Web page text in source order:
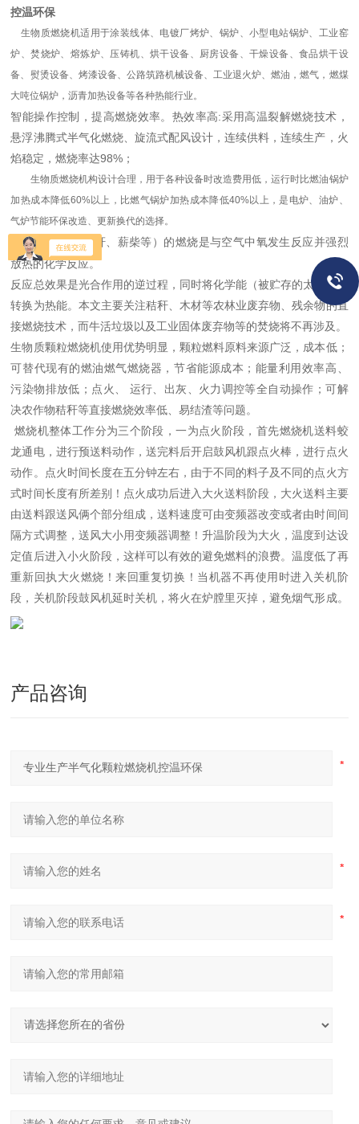
控温环保
生物质燃烧机适用于涂装线体、电镀厂烤炉、锅炉、小型电站锅炉、工业窑
炉、焚烧炉、熔炼炉、压铸机、烘干设备、厨房设备、干燥设备、食品烘干设
备、熨烫设备、烤漆设备、公路筑路机械设备、工业退火炉、燃油，燃气，燃煤
大吨位锅炉，沥青加热设备等各种热能行业。
智能操作控制，提高燃烧效率。热效率高:采用高温裂解燃烧技术，
悬浮沸腾式半气化燃烧、旋流式配风设计，连续供料，连续生产，火
焰稳定，燃烧率达98%；
生物质燃烧机构设计合理，用于各种设备时改造费用低，运行时比燃油锅炉
加热成本降低60%以上，比燃气锅炉加热成本降低40%以上，是电炉、油炉、
气炉节能环保改造、更新换代的选择。
生物质燃料（秸秆、薪柴等）的燃烧是与空气中氧发生反应并强烈
放热的化学反应。
反应总效果是光合作用的逆过程，同时将化学能（被贮存的太阳能）
转换为热能。本文主要关注秸秆、木材等农林业废弃物、残余物的直
接燃烧技术，而牛活垃圾以及工业固体废弃物等的焚烧将不再涉及。
生物质颗粒燃烧机使用优势明显，颗粒燃料原料来源广泛，成本低；
可替代现有的燃油燃气燃烧器，节省能源成本；能量利用效率高、
污染物排放低；点火、 运行、出灰、火力调控等全自动操作；可解
决农作物秸秆等直接燃烧效率低、易结渣等问题。
燃烧机整体工作分为三个阶段，一为点火阶段，首先燃烧机送料蛟
龙通电，进行预送料动作，送完料后开启鼓风机跟点火棒，进行点火
动作。点火时间长度在五分钟左右，由于不同的料子及不同的点火方
式时间长度有所差别！点火成功后进入大火送料阶段，大火送料主要
由送料跟送风俩个部分组成，送料速度可由变频器改变或者由时间间
隔方式调整，送风大小用变频器调整！升温阶段为大火，温度到达设
定值后进入小火阶段，这样可以有效的避免燃料的浪费。温度低了再
重新回执大火燃烧！来回重复切换！当机器不再使用时进入关机阶
段，关机阶段鼓风机延时关机，将火在炉膛里灭掉，避免烟气形成。
产品咨询